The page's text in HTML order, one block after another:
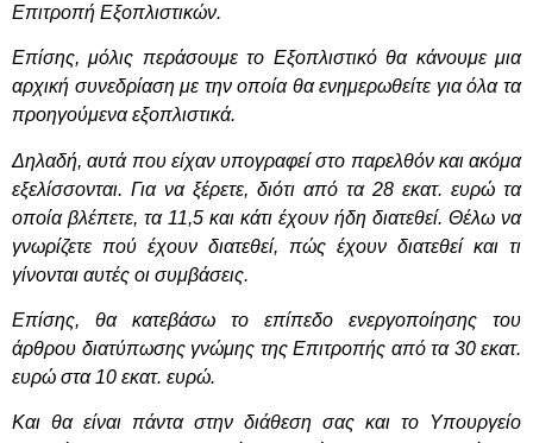
Επιτροπή Εξοπλιστικών.
Επίσης, μόλις περάσουμε το Εξοπλιστικό θα κάνουμε μια
αρχική συνεδρίαση με την οποία θα ενημερωθείτε για όλα τα
προηγούμενα εξοπλιστικά.
Δηλαδή, αυτά που είχαν υπογραφεί στο παρελθόν και ακόμα
εξελίσσονται. Για να ξέρετε, διότι από τα 28 εκατ. ευρώ τα
οποία βλέπετε, τα 11,5 και κάτι έχουν ήδη διατεθεί. Θέλω να
γνωρίζετε πού έχουν διατεθεί, πώς έχουν διατεθεί και τι
γίνονται αυτές οι συμβάσεις.
Επίσης, θα κατεβάσω το επίπεδο ενεργοποίησης του
άρθρου διατύπωσης γνώμης της Επιτροπής από τα 30 εκατ.
ευρώ στα 10 εκατ. ευρώ.
Και θα είναι πάντα στην διάθεση σας και το Υπουργείο